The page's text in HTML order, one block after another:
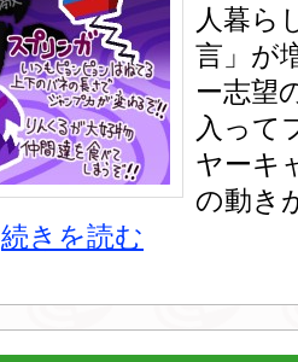
人暮ら
言」が
ー志望
入って
ヤーキ
の動き
続きを読む